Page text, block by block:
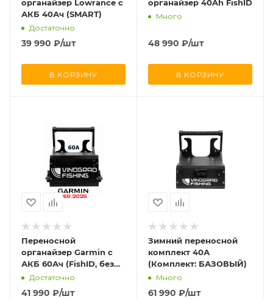
органайзер Lowrance с
АКБ 40Ач (SMART)
Достаточно
39 990 ₽/шт
В КОРЗИНУ
органайзер 40Ah FishID
Много
48 990 ₽/шт
В КОРЗИНУ
Переносной
органайзер Garmin с
АКБ 60Ач (FishID, без
SMART BMS)
Достаточно
41 990 ₽/шт
Зимний переносной
комплект 40А
(Комплект: БАЗОВЫЙ)
Много
61 990 ₽/шт